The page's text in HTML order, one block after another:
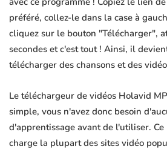
préféré, collez-le dans la case à
cliquez sur le bouton "Télécharger",
secondes et c'est tout ! Ainsi, il
télécharger des chansons et des
Le téléchargeur de vidéos Holavid
simple, vous n'avez donc besoin
d'apprentissage avant de l'utiliser.
charge la plupart des sites vidéo